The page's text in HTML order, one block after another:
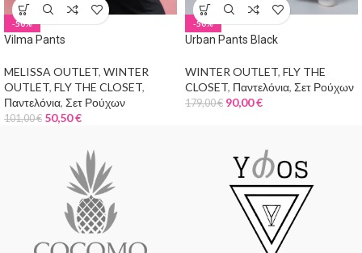
-50%
Vilma Pants
MELISSA OUTLET, WINTER
OUTLET, FLY THE CLOSET,
Παντελόνια, Σετ Ρούχων
101,00€ 50,50€
-50%
Urban Pants Black
WINTER OUTLET, FLY THE
CLOSET, Παντελόνια, Σετ Ρούχων
179,00€ 90,00€